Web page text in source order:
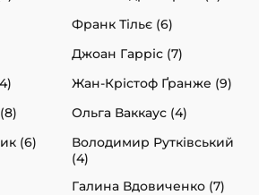
Франк Тільє (6)
Джоан Гарріс (7)
Жан-Крістоф Ґранже (9)
Ольга Ваккаус (4)
(6)
Володимир Рутківський
(4)
Галина Вдовиченко (7)